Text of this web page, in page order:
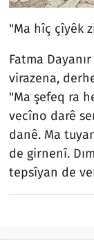
"Ma hîç çîyêk
Fatma
virazena,
"Ma şefeq ra
vecîno darê
danê. Ma
de girnenî.
tepsîyan de